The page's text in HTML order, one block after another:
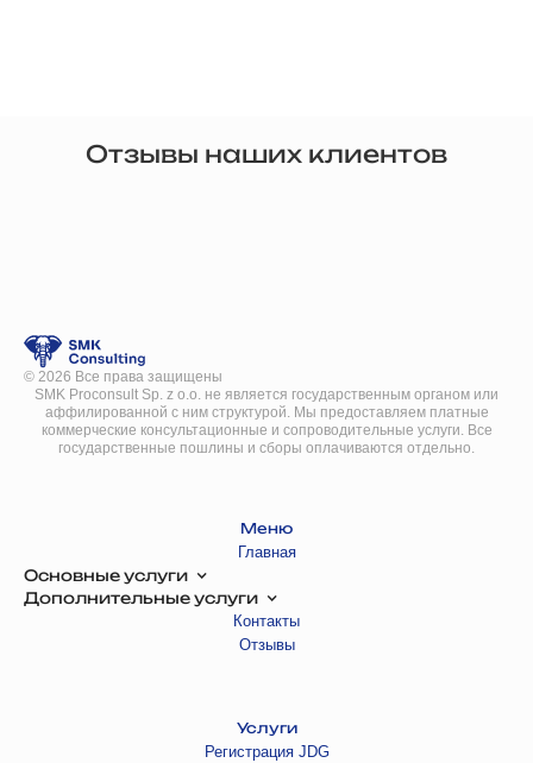
Отзывы наших клиентов
© 2026 Все права защищены
SMK Proconsult Sp. z o.o. не является государственным органом или
аффилированной с ним структурой. Мы предоставляем платные
коммерческие консультационные и сопроводительные услуги. Все
государственные пошлины и сборы оплачиваются отдельно.
Меню
Главная
Основные услуги
Дополнительные услуги
Контакты
Отзывы
Услуги
Регистрация JDG